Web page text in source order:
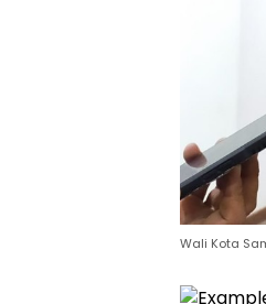
Wali Kota